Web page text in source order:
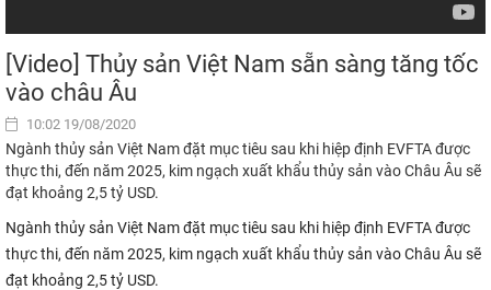
[Video] Thủy sản Việt Nam sẵn sàng tăng tốc
vào châu Âu
10:02 19/08/2020
Ngành thủy sản Việt Nam đặt mục tiêu sau khi hiệp định EVFTA được
thực thi, đến năm 2025, kim ngạch xuất khẩu thủy sản vào Châu Âu sẽ
đạt khoảng 2,5 tỷ USD.
Ngành thủy sản Việt Nam đặt mục tiêu sau khi hiệp định EVFTA được
thực thi, đến năm 2025, kim ngạch xuất khẩu thủy sản vào Châu Âu sẽ
đạt khoảng 2,5 tỷ USD.